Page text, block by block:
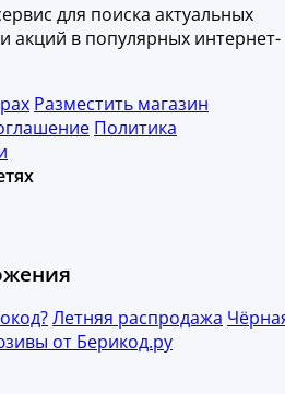
для поиска актуальных
акций в популярных интернет-
Разместить магазин
Политика
Летняя распродажа
от Берикод.ру